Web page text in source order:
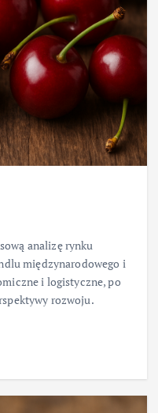
analizę rynku
międzynarodowego i
i logistyczne, po
rozwoju.